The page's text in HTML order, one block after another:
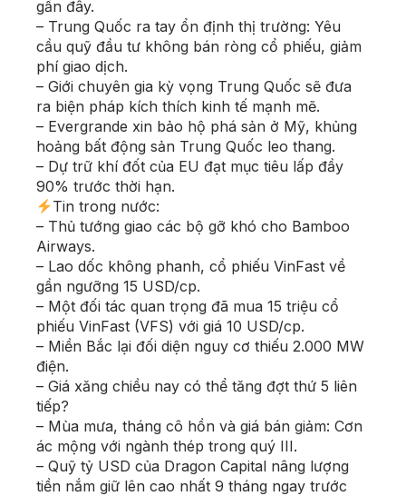
gần đây.
– Trung Quốc ra tay ổn định thị trường: Yêu
cầu quỹ đầu tư không bán ròng cổ phiếu, giảm
phí giao dịch.
– Giới chuyên gia kỳ vọng Trung Quốc sẽ đưa
ra biện pháp kích thích kinh tế mạnh mẽ.
– Evergrande xin bảo hộ phá sản ở Mỹ, khủng
hoảng bất động sản Trung Quốc leo thang.
– Dự trữ khí đốt của EU đạt mục tiêu lấp đầy
90% trước thời hạn.
Tin trong nước:
– Thủ tướng giao các bộ gỡ khó cho Bamboo
Airways.
– Lao dốc không phanh, cổ phiếu VinFast về
gần ngưỡng 15 USD/cp.
– Một đối tác quan trọng đã mua 15 triệu cổ
phiếu VinFast (VFS) với giá 10 USD/cp.
– Miền Bắc lại đối diện nguy cơ thiếu 2.000 MW
điện.
– Giá xăng chiều nay có thể tăng đợt thứ 5 liên
tiếp?
– Mùa mưa, tháng cô hồn và giá bán giảm: Cơn
ác mộng với ngành thép trong quý III.
– Quỹ tỷ USD của Dragon Capital nâng lượng
tiền nắm giữ lên cao nhất 9 tháng ngay trước